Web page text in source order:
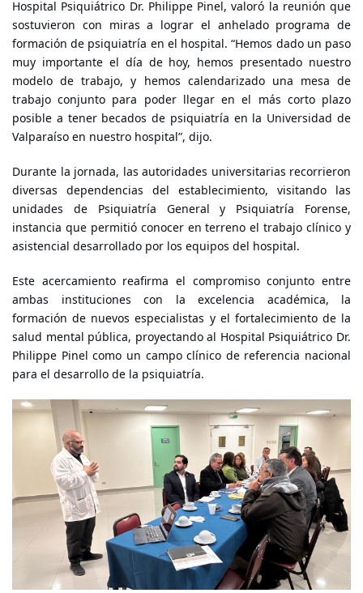
Hospital Psiquiátrico Dr. Philippe Pinel, valoró la reunión que
sostuvieron con miras a lograr el anhelado programa de
formación de psiquiatría en el hospital. “Hemos dado un paso
muy importante el día de hoy, hemos presentado nuestro
modelo de trabajo, y hemos calendarizado una mesa de
trabajo conjunto para poder llegar en el más corto plazo
posible a tener becados de psiquiatría en la Universidad de
Valparaíso en nuestro hospital”, dijo.
Durante la jornada, las autoridades universitarias recorrieron
diversas dependencias del establecimiento, visitando las
unidades de Psiquiatría General y Psiquiatría Forense,
instancia que permitió conocer en terreno el trabajo clínico y
asistencial desarrollado por los equipos del hospital.
Este acercamiento reafirma el compromiso conjunto entre
ambas instituciones con la excelencia académica, la
formación de nuevos especialistas y el fortalecimiento de la
salud mental pública, proyectando al Hospital Psiquiátrico Dr.
Philippe Pinel como un campo clínico de referencia nacional
para el desarrollo de la psiquiatría.